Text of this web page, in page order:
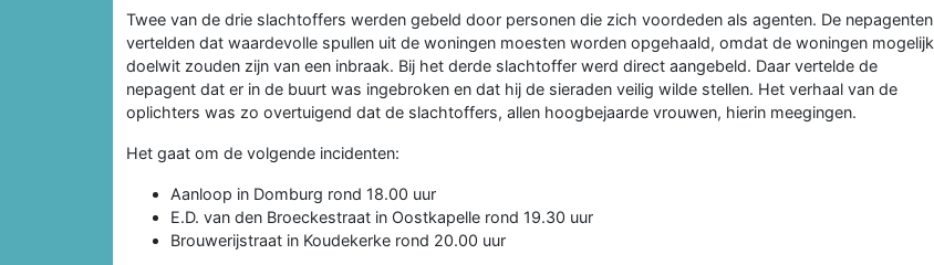
Twee van de drie slachtoffers werden gebeld door personen die zich voordeden als agenten. De nepagenten
vertelden dat waardevolle spullen uit de woningen moesten worden opgehaald, omdat de woningen mogelijk
doelwit zouden zijn van een inbraak. Bij het derde slachtoffer werd direct aangebeld. Daar vertelde de
nepagent dat er in de buurt was ingebroken en dat hij de sieraden veilig wilde stellen. Het verhaal van de
oplichters was zo overtuigend dat de slachtoffers, allen hoogbejaarde vrouwen, hierin meegingen.
Het gaat om de volgende incidenten:
Aanloop in Domburg rond 18.00 uur
E.D. van den Broeckestraat in Oostkapelle rond 19.30 uur
Brouwerijstraat in Koudekerke rond 20.00 uur